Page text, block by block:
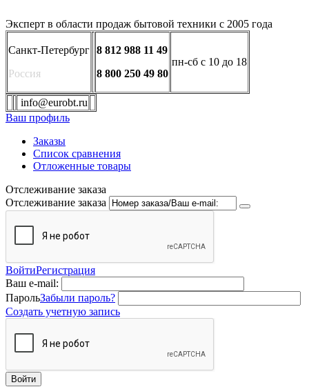
Эксперт в области продаж бытовой техники с 2005 года
Санкт-Петербург
Россия
8 812 988 11 49
8 800 250 49 80
пн-сб с 10 до 18
info@eurobt.ru
Ваш профиль
Заказы
Список сравнения
Отложенные товары
Отслеживание заказа
Отслеживание заказа
ВойтиРегистрация
Ваш e-mail:
ПарольЗабыли пароль?
Создать учетную запись
Войти